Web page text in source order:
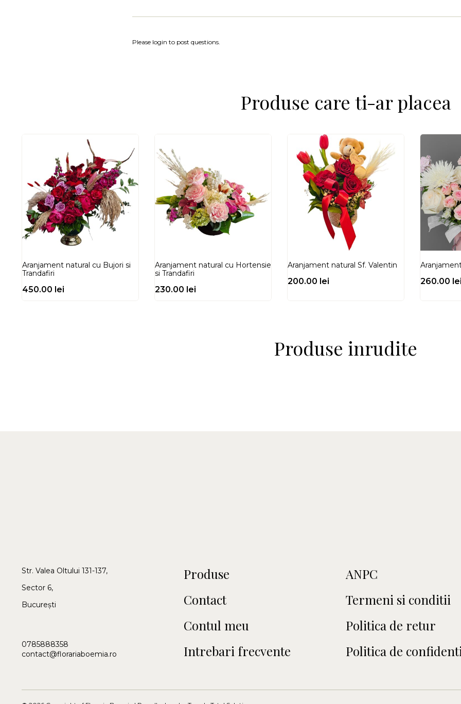
Please login to post questions.
Produse care ti-ar placea
Aranjament natural cu Bujori si
Trandafiri
450.00 lei
Aranjament natural cu Hortensie
si Trandafiri
230.00 lei
Aranjament natural Sf. Valentin
200.00 lei 260.00 lei
Produse inrudite
Str. Valea Oltului 131-137,
Sector 6,
București
0785888358
contact@florariaboemia.ro
Produse
Contact
Contul meu
Intrebari frecvente
ANPC
Termeni si conditii
Politica de retur
Politica de